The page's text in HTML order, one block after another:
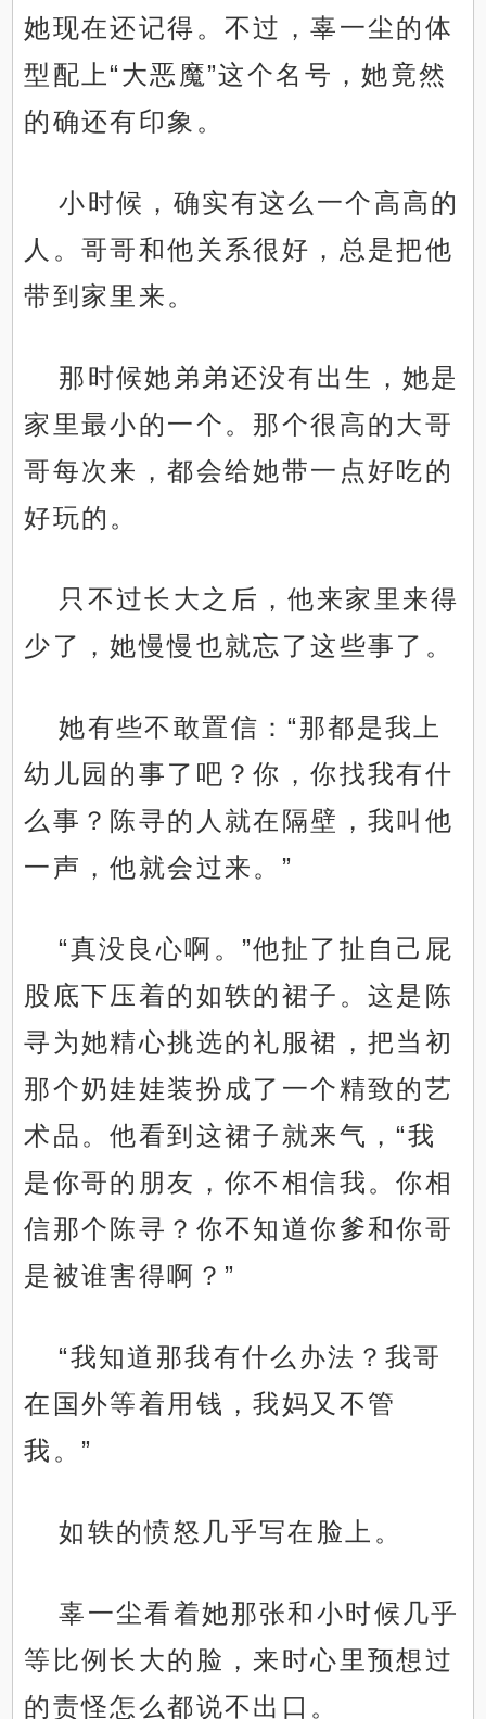
她现在还记得。不过，辜一尘的体
型配上“大恶魔”这个名号，她竟然
的确还有印象。
小时候，确实有这么一个高高的
人。哥哥和他关系很好，总是把他
带到家里来。
那时候她弟弟还没有出生，她是
家里最小的一个。那个很高的大哥
哥每次来，都会给她带一点好吃的
好玩的。
只不过长大之后，他来家里来得
少了，她慢慢也就忘了这些事了。
她有些不敢置信：“那都是我上
幼儿园的事了吧？你，你找我有什
么事？陈寻的人就在隔壁，我叫他
一声，他就会过来。”
“真没良心啊。”他扯了扯自己屁
股底下压着的如轶的裙子。这是陈
寻为她精心挑选的礼服裙，把当初
那个奶娃娃装扮成了一个精致的艺
术品。他看到这裙子就来气，“我
是你哥的朋友，你不相信我。你相
信那个陈寻？你不知道你爹和你哥
是被谁害得啊？”
“我知道那我有什么办法？我哥
在国外等着用钱，我妈又不管
我。”
如轶的愤怒几乎写在脸上。
辜一尘看着她那张和小时候几乎
等比例长大的脸，来时心里预想过
的责怪怎么都说不出口。